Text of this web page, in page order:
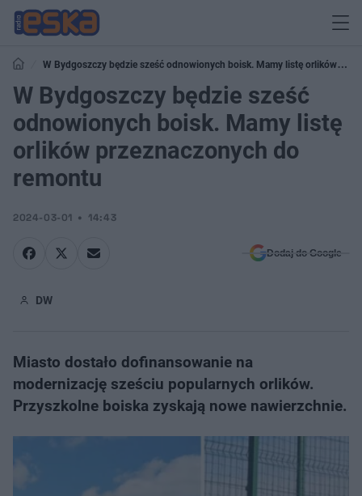
W Bydgoszczy będzie sześć odnowionych boisk. Mamy listę orlików
przeznaczonych do remontu
W Bydgoszczy będzie sześć
odnowionych boisk. Mamy listę
orlików przeznaczonych do
remontu
2024-03-01 14:43
Dodaj do Google
DW
Miasto dostało dofinansowanie na
modernizację sześciu popularnych orlików.
Przyszkolne boiska zyskają nowe nawierzchnie.